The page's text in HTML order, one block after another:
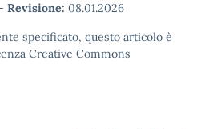
- Revisione: 08.01.2026
specificato, questo articolo è
Creative Commons